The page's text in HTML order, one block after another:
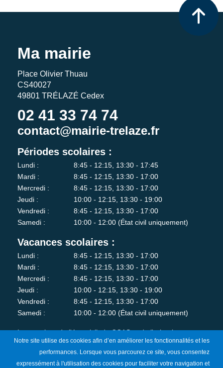
Ma mairie
Place Olivier Thuau
CS40027
49801 TRÉLAZÉ Cedex
02 41 33 74 74
contact@mairie-trelaze.fr
Périodes scolaires :
Lundi :
8:45 - 12:15, 13:30 - 17:45
Mardi :
8:45 - 12:15, 13:30 - 17:00
Mercredi :
8:45 - 12:15, 13:30 - 17:00
Jeudi :
10:00 - 12:15, 13:30 - 19:00
Vendredi :
8:45 - 12:15, 13:30 - 17:00
Samedi :
10:00 - 12:00 (État civil uniquement)
Vacances scolaires :
Lundi :
8:45 - 12:15, 13:30 - 17:00
Mardi :
8:45 - 12:15, 13:30 - 17:00
Mercredi :
8:45 - 12:15, 13:30 - 17:00
Jeudi :
10:00 - 12:15, 13:30 - 19:00
Vendredi :
8:45 - 12:15, 13:30 - 17:00
Samedi :
10:00 - 12:00 (État civil uniquement)
Les services de l'état-civil, du CCAS et de l'urbanisme sont
fermés au public le lundi matin.
Notre site utilise des cookies afin d’en améliorer les fonctionnalités et les
performances. Lorsque vous parcourez ce site, vous consentez
expressément à l'utilisation des cookies pour faciliter votre navigation et